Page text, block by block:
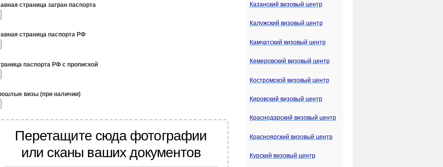
страница загран паспорта
страница паспорта РФ
паспорта РФ с пропиской
визы (при наличии)
Перетащите сюда фотографии
или сканы ваших документов
Казанский визовый центр
Калужский визовый центр
Камчатский визовый центр
Кемеровский визовый центр
Костромской визовый центр
Кировский визовый центр
Краснодарский визовый центр
Красноярский визовый центр
Курский визовый центр